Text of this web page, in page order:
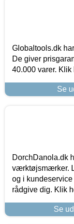
Globaltools.dk
De giver
40.000 varer. Klik
Se
DorchDanola.dk
værktøjsmærker.
og i
rådgive dig. Klik
Se